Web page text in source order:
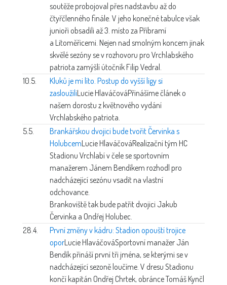
soutěže probojoval přes nadstavbu až do
čtyřčlenného finále. V jeho konečné tabulce však
junioři obsadili až 3. místo za Příbramí
a Litoměřicemi. Nejen nad smolným koncem jinak
skvělé sezóny se v rozhovoru pro Vrchlabského
patriota zamýšlí útočník Filip Vedral.
10.5.
Kluků je mi líto. Postup do vyšší ligy si
zasloužiliLucie HlaváčováPřinášíme článek o
našem dorostu z květnového vydání
Vrchlabského patriota.
5.5.
Brankářskou dvojici bude tvořit Červinka s
HolubcemLucie HlaváčováRealizační tým HC
Stadionu Vrchlabí v čele se sportovním
manažerem Jánem Bendíkem rozhodl pro
nadcházející sezónu vsadit na vlastní
odchovance.
Brankoviště tak bude patřit dvojici Jakub
Červinka a Ondřej Holubec.
28.4.
První změny v kádru: Stadion opouští trojice
oporLucie HlaváčováSportovní manažer Ján
Bendík přináší první tři jména, se kterými se v
nadcházející sezoně loučíme. V dresu Stadionu
končí kapitán Ondřej Chrtek, obránce Tomáš Kynčl